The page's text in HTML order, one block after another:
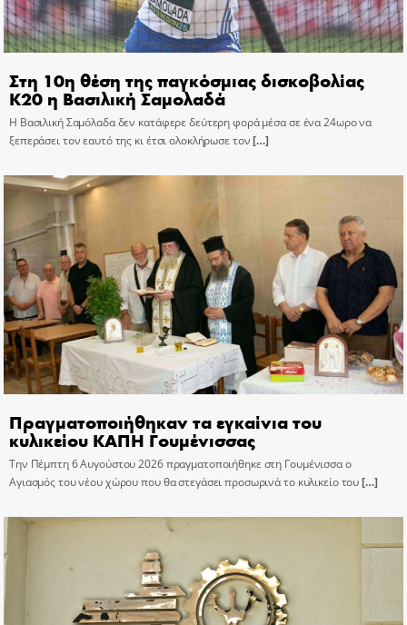
Στη 10η θέση της παγκόσμιας δισκοβολίας
Κ20 η Βασιλική Σαμολαδά
Η Βασιλική Σαμόλαδα δεν κατάφερε δεύτερη φορά μέσα σε ένα 24ωρο να
ξεπεράσει τον εαυτό της κι έτσι ολοκλήρωσε τον[…]
Πραγματοποιήθηκαν τα εγκαίνια του
κυλικείου ΚΑΠΗ Γουμένισσας
Την Πέμπτη 6 Αυγούστου 2026 πραγματοποιήθηκε στη Γουμένισσα ο
Αγιασμός του νέου χώρου που θα στεγάσει προσωρινά το κυλικείο του[…]